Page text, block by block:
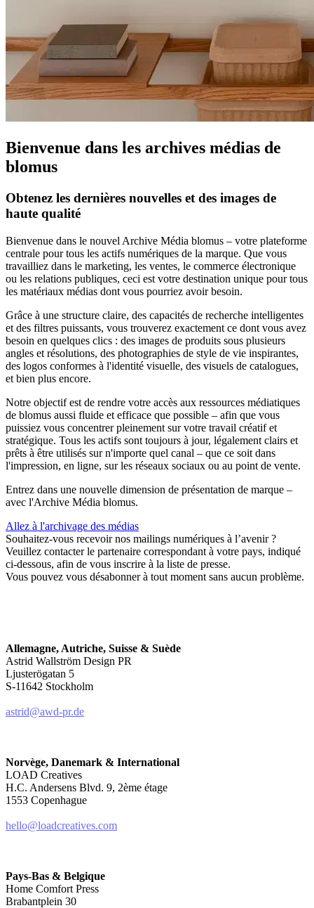
Bienvenue dans les archives médias de
blomus
Obtenez les dernières nouvelles et des images de
haute qualité
Bienvenue dans le nouvel Archive Média blomus – votre plateforme
centrale pour tous les actifs numériques de la marque. Que vous
travailliez dans le marketing, les ventes, le commerce électronique
ou les relations publiques, ceci est votre destination unique pour tous
les matériaux médias dont vous pourriez avoir besoin.
Grâce à une structure claire, des capacités de recherche intelligentes
et des filtres puissants, vous trouverez exactement ce dont vous avez
besoin en quelques clics : des images de produits sous plusieurs
angles et résolutions, des photographies de style de vie inspirantes,
des logos conformes à l'identité visuelle, des visuels de catalogues,
et bien plus encore.
Notre objectif est de rendre votre accès aux ressources médiatiques
de blomus aussi fluide et efficace que possible – afin que vous
puissiez vous concentrer pleinement sur votre travail créatif et
stratégique. Tous les actifs sont toujours à jour, légalement clairs et
prêts à être utilisés sur n'importe quel canal – que ce soit dans
l'impression, en ligne, sur les réseaux sociaux ou au point de vente.
Entrez dans une nouvelle dimension de présentation de marque –
avec l'Archive Média blomus.
Allez à l'archivage des médias
Souhaitez-vous recevoir nos mailings numériques à l’avenir ?
Veuillez contacter le partenaire correspondant à votre pays, indiqué
ci-dessous, afin de vous inscrire à la liste de presse.
Vous pouvez vous désabonner à tout moment sans aucun problème.
Allemagne, Autriche, Suisse & Suède
Astrid Wallström Design PR
Ljusterögatan 5
S-11642 Stockholm
astrid@awd-pr.de
Norvège, Danemark & International
LOAD Creatives
H.C. Andersens Blvd. 9, 2ème étage
1553 Copenhague
hello@loadcreatives.com
Pays-Bas & Belgique
Home Comfort Press
Brabantplein 30